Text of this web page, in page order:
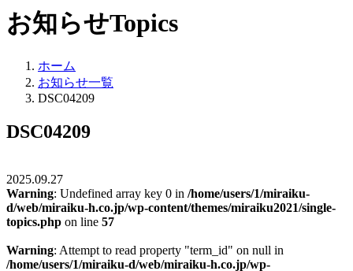
お知らせTopics
ホーム
お知らせ一覧
DSC04209
DSC04209
2025.09.27
Warning: Undefined array key 0 in /home/users/1/miraiku-
d/web/miraiku-h.co.jp/wp-content/themes/miraiku2021/single-
topics.php on line 57
Warning: Attempt to read property "term_id" on null in
/home/users/1/miraiku-d/web/miraiku-h.co.jp/wp-